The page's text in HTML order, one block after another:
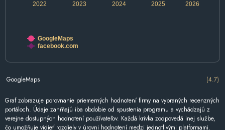
2022 2024 2026
2023 2025
GoogleMaps
facebook.com
GoogleMaps (4.7)
Graf zobrazuje porovnanie priemerných hodnotení firmy na vybraných recenzných
portáloch. Údaje zahŕňajú iba obdobie od spustenia programu a vychádzajú z
verejne dostupných hodnotení používateľov. Každá krivka zodpovedá inej službe,
čo umožňuje vidieť rozdiely v úrovni hodnotení medzi jednotlivými platformami.